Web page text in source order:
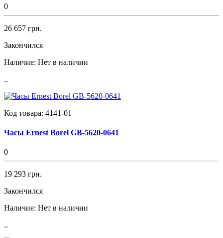
0
26 657 грн.
Закончился
Наличие: Нет в наличии
..
Код товара: 4141-01
Часы Ernest Borel GB-5620-0641
0
19 293 грн.
Закончился
Наличие: Нет в наличии
..